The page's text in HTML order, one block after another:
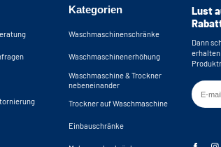
Kategorien
Waschmaschinenschränke
Waschmaschinenerhöhung
Waschmaschine & Trockner
nebeneinander
Trockner auf Waschmaschine
Einbauschränke
Lust
Dann
erhalten